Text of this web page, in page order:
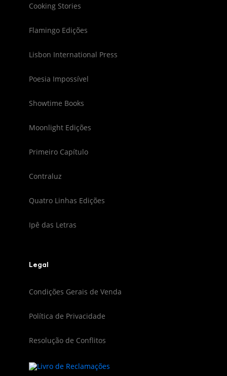
Cooking Stories
Flamingo Edições
Lisbon International Press
Poesia Impossível
Showtime Books
Moonlight Edições
Primeiro Capítulo
Contraluz
Quatro Linhas Edições
Ipê das Letras
Legal
Condições Gerais de Venda
Política de Privacidade
Resolução de Conflitos